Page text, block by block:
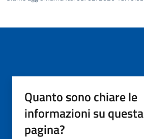
Quanto sono chiare le
informazioni su questa
pagina?